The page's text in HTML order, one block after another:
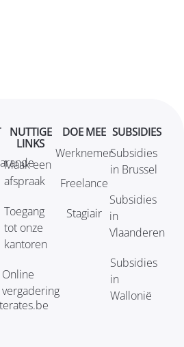
NUTTIGE
LINKS
Maak een
afspraak
Toegang
tot onze
kantoren
Online
vergadering
DOE MEE
Werknemer
Freelance
Stagiair
SUBSIDIES
Subsidies
in Brussel
Subsidies
in
Vlaanderen
Subsidies
in
Wallonië